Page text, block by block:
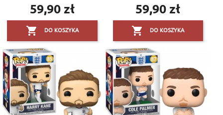
Cena
59,90 zł
 DO KOSZYKA
Cena
59,90 zł
 DO KOSZYKA